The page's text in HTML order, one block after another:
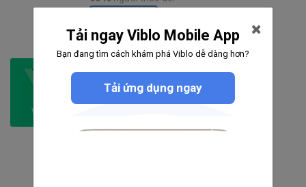
2685người theo dõi
Tải ngay Viblo Mobile App
Bạn đang tìm cách khám phá Viblo dễ dàng hơn?
Tải ứng dụng ngay